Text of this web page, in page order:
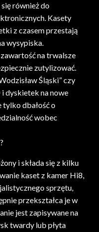
również do
Kasety
z czasem przestają
wysypiska.
na trwalsze
zutylizować.
Śląski” czy
dyskietek na nowe
tylko dbałość o
wobec
i składa się z kilku
kaset z kamer Hi8,
sprzętu,
przekształca je w
jest zapisywane na
twardy lub płyta